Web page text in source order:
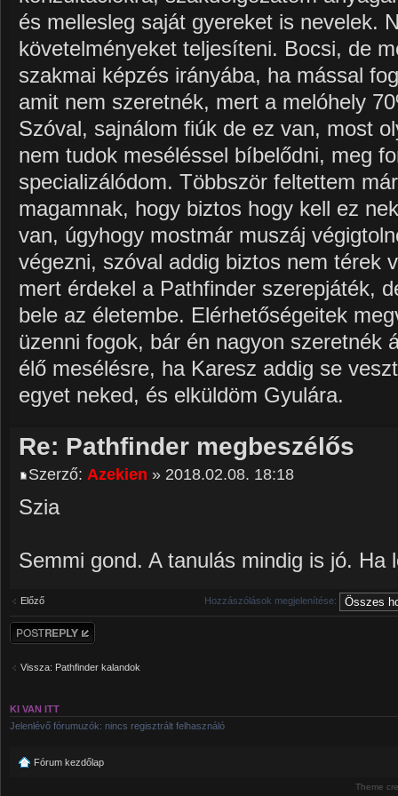
és mellesleg saját gyereket is nevelek.
követelményeket teljesíteni. Bocsi, de
szakmai képzés irányába, ha mással
amit nem szeretnék, mert a melóhely
Szóval, sajnálom fiúk de ez van, most
nem tudok meséléssel bíbelődni, meg
specializálódom. Többször feltettem
magamnak, hogy biztos hogy kell ez
van, úgyhogy mostmár muszáj
végezni, szóval addig biztos nem térek
mert érdekel a Pathfinder szerepjáték,
bele az életembe. Elérhetőségeitek
üzenni fogok, bár én nagyon szeretnék
élő mesélésre, ha Karesz addig se
egyet neked, és elküldöm Gyulára.
Re: Pathfinder megbeszélős
Szerző: Azekien » 2018.02.08. 18:18
Szia
Semmi gond. A tanulás mindig is jó. Ha
Előző Hozzászólások megjelenítése:
Hozzászólás
küldése
Vissza: Pathfinder kalandok
KI VAN ITT
Jelenlévő fórumuzók: nincs regisztrált felhasználó
Fórum kezdőlap
Theme